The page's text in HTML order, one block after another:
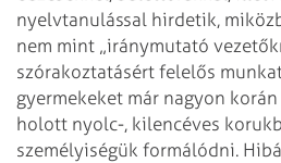
nyelvtanulással hirdetik,
nem mint „iránymutató
szórakoztatásért felelős
gyerme­­keket már nagyon
holott nyolc-, kilencéves
személyiségük formálódni.